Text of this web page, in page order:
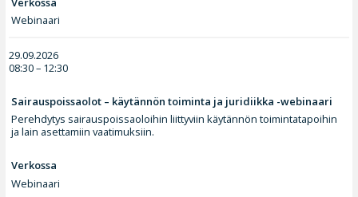
Webinaari
29.09.2026
08:30 – 12:30
Sairauspoissaolot – käytännön toiminta ja juridiikka -webinaari
Perehdytys sairauspoissaoloihin liittyviin käytännön toimintatapoihin
ja lain asettamiin vaatimuksiin.
Verkossa
Webinaari